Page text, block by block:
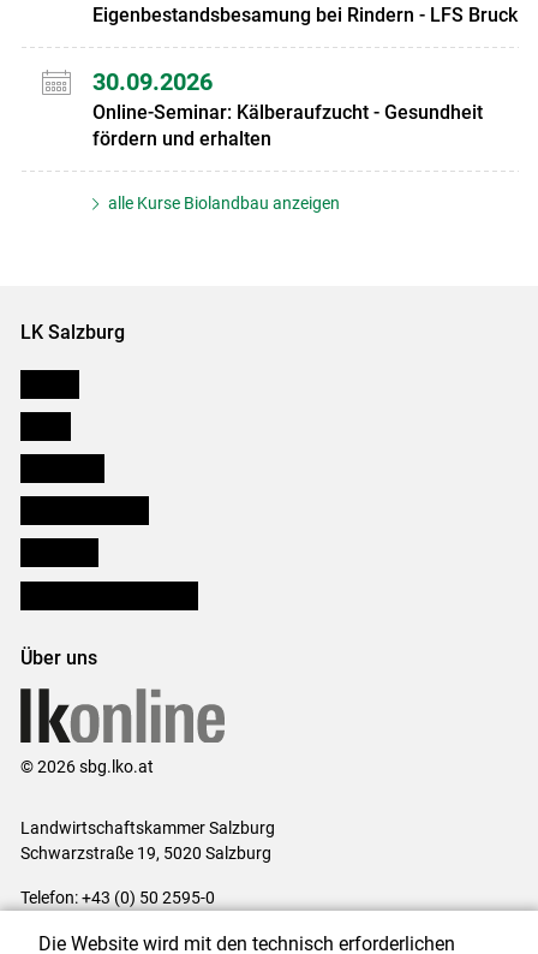
Eigenbestandsbesamung bei Rindern - LFS Bruck
30.09.2026
Online-Seminar: Kälberaufzucht - Gesundheit
fördern und erhalten
alle Kurse Biolandbau anzeigen
LK Salzburg
Über uns
© 2026 sbg.lko.at
Landwirtschaftskammer Salzburg
Schwarzstraße 19, 5020 Salzburg
Telefon: +43 (0) 50 2595-0
Die Website wird mit den technisch erforderlichen